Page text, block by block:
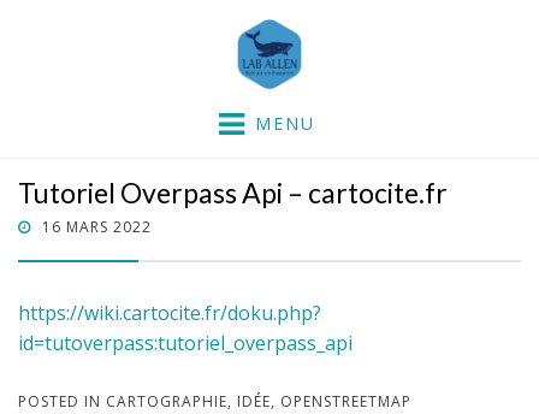
MENU
Tutoriel Overpass Api – cartocite.fr
POSTED
16 MARS 2022
https://wiki.cartocite.fr/doku.php?
id=tutoverpass:tutoriel_overpass_api
POSTED IN CARTOGRAPHIE, IDÉE, OPENSTREETMAP